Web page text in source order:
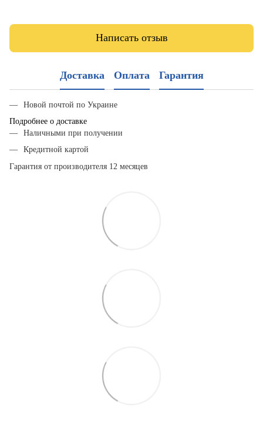
Написать отзыв
Доставка Оплата Гарантия
Новой почтой по Украине
Подробнее о доставке
Наличными при получении
Кредитной картой
Гарантия от производителя 12 месяцев